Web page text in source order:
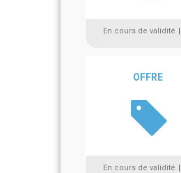
En cours de validité
OFFRE
En cours de validité